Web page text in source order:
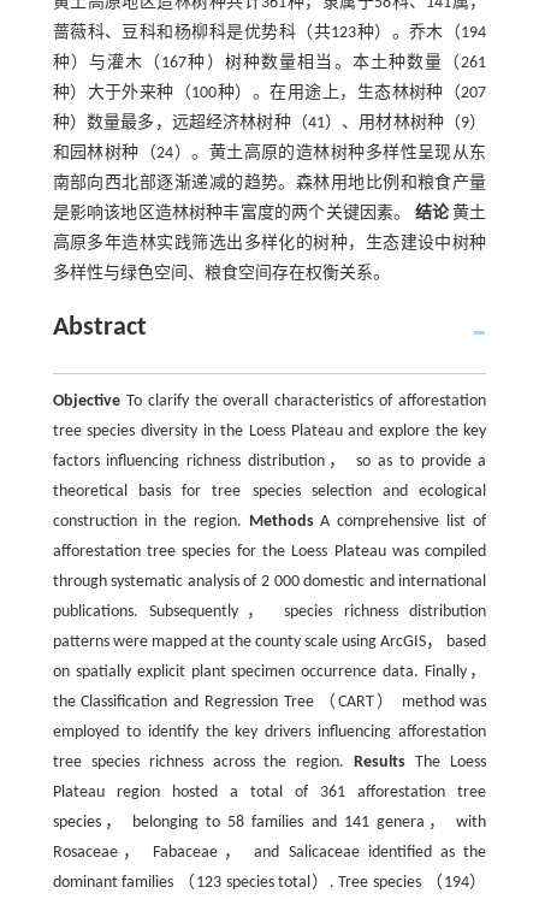
蔷薇科、豆科和杨柳科是优势科（共123种）。乔木（194
种）与灌木（167种）树种数量相当。本土种数量（261
种）大于外来种（100种）。在用途上，生态林树种（207
种）数量最多，远超经济林树种（41）、用材林树种（9）
和园林树种（24）。黄土高原的造林树种多样性呈现从东
南部向西北部逐渐递减的趋势。森林用地比例和粮食产量
是影响该地区造林树种丰富度的两个关键因素。 结论黄土
高原多年造林实践筛选出多样化的树种，生态建设中树种
多样性与绿色空间、粮食空间存在权衡关系。
Abstract
ObjectiveTo clarify the overall characteristics of afforestation
tree species diversity in the Loess Plateau and explore the key
factors influencing richness distribution， so as to provide a
theoretical basis for tree species selection and ecological
construction in the region. MethodsA comprehensive list of
afforestation tree species for the Loess Plateau was compiled
through systematic analysis of 2 000 domestic and international
publications. Subsequently， species richness distribution
patterns were mapped at the county scale using ArcGIS， based
on spatially explicit plant specimen occurrence data. Finally，
the Classification and Regression Tree （CART） method was
employed to identify the key drivers influencing afforestation
tree species richness across the region.Results The Loess
Plateau region hosted a total of 361 afforestation tree
species， belonging to 58 families and 141 genera， with
Rosaceae， Fabaceae， and Salicaceae identified as the
dominant families （123 species total）. Tree species （194）